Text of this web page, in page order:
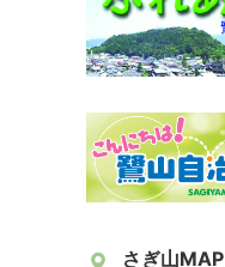
さぎ山MAP